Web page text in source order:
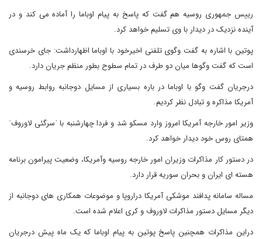
رییس جمهوری روسیه هم گفت که پاسخ به پیام اوباما را آماده می کند و در
آینده نزدیک در دیدار با وی تسلیم خواهد کرد.
پوتین با اشاره به گفت وگوی تلفنی اخیرخود با اوباما اظهارداشت: جای خرسندی
است که گفت وگوها میان دو طرف در تمام سطوح بطور منظم جریان دارد.
درجریان گفت وگو با اوباما در باره بسیاری از مسایل دوجانبه روابط روسیه و
آمریکا مذاکره و تبادل نظر کردیم.
وزیر امور خارجه آمریکا امروز وارد مسکو شد و فردا چهارشنبه با ˈسرگئی لاوروفˈ
همتای روس خود دیدار خواهد کرد.
در دستور کار مذاکرات وزیران امور خارجه روسیه وآمریکا، وضعیت پیرامون برنامه
هسته ای ایران و بحران سوریه قرار دارد.
مساله سامانه پدافند موشکی آمریکا دراروپا و موضوعات همکاری های دوجانبه از
دیگر مسایل دستور مذاکرات لاوروف و کری اعلام شده است.
دراین مذاکرات همچنین پاسخ پوتین به پیام اوباما که یک ماه پیش درجریان